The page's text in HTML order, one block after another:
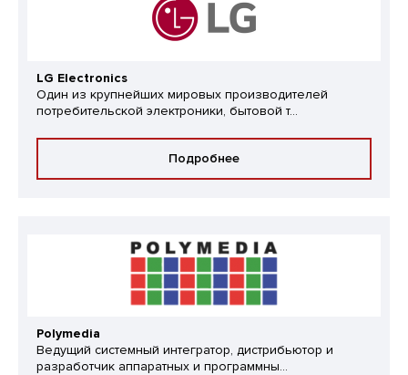
LG Electronics
Один из крупнейших мировых производителей
потребительской электроники, бытовой т...
Подробнее
Polymedia
Ведущий системный интегратор, дистрибьютор и
разработчик аппаратных и программны...